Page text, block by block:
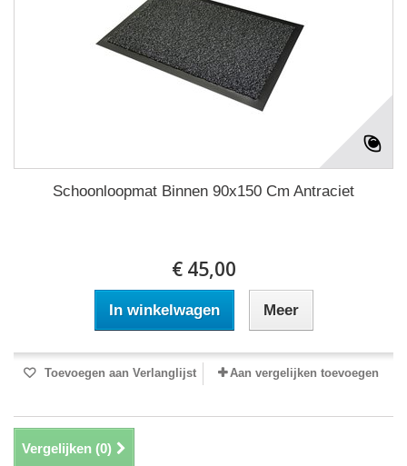
Schoonloopmat Binnen 90x150 Cm Antraciet
€ 45,00
In winkelwagen Meer
Toevoegen aan Verlanglijst Aan vergelijken toevoegen
Vergelijken (0)